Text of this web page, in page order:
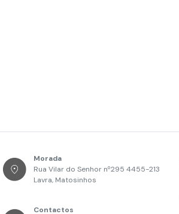
Morada
Rua Vilar do Senhor nº295 4455-213
Lavra, Matosinhos
Contactos